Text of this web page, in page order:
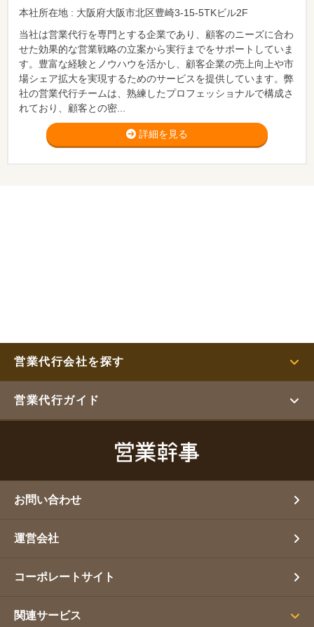
本社所在地 : 大阪府大阪市北区豊崎3-15-5TKビル2F
当社は営業代行を専門とする企業であり、顧客のニーズに合わ
せた効果的な営業戦略の立案から実行までをサポートしていま
す。豊富な経験とノウハウを活かし、顧客企業の売上向上や市
場シェア拡大を実現するためのサービスを提供しています。弊
社の営業代行チームは、熟練したプロフェッショナルで構成さ
れており、顧客との密...
詳細を見る
営業代行会社を探す
営業代行ガイド
お問い合わせ
運営会社
コーポレートサイト
関連サービス